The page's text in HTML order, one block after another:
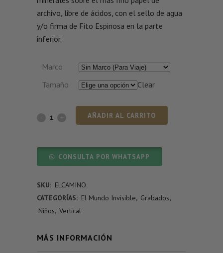
archivo, libre de ácidos, con el sello de agua
y/o firma de Fito Espinosa en la parte
inferior.
Marco
Tamaño
Clear
AÑADIR AL CARRITO
CONSULTA POR WHATSAPP
SKU: ELCAMINO
CATEGORÍAS: El Mundo Invisible, Grabados,
Niños, Vertical
MÁS INFORMACIÓN